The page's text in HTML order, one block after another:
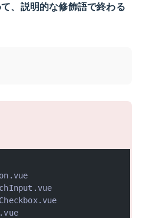
、説明的な修飾語で終わる